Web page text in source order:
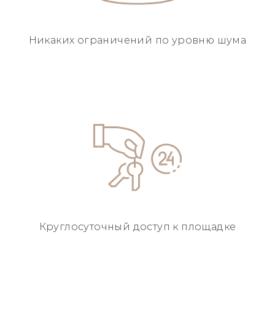
Никаких ограничений по уровню шума
Круглосуточный доступ к площадке